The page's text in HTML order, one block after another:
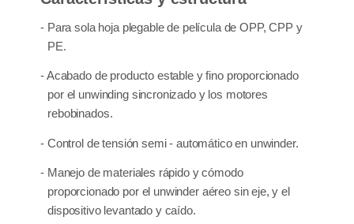
- Para sola hoja plegable de película de OPP, CPP y
PE.
- Acabado de producto estable y fino proporcionado
por el unwinding sincronizado y los motores
rebobinados.
- Control de tensión semi - automático en unwinder.
- Manejo de materiales rápido y cómodo
proporcionado por el unwinder aéreo sin eje, y el
dispositivo levantado y caído.